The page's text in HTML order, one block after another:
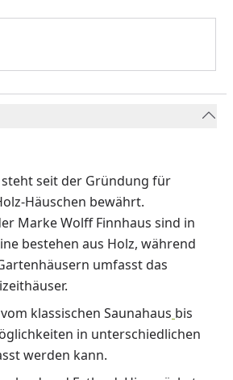
steht seit der Gründung für
Häuschen bewährt.
Marke Wolff Finnhaus sind in
bestehen aus Holz, während
umfasst das
klassischen Saunahaus bis
in unterschiedlichen
werden kann.